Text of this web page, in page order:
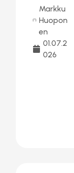
Markku
Huopon
en
01.07.2
026